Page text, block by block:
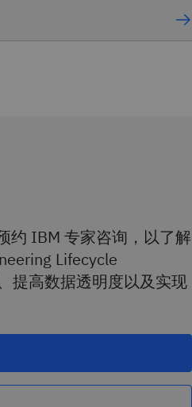
约 IBM 专家咨询，以了解
Lifecycle
提高数据透明度以及实现